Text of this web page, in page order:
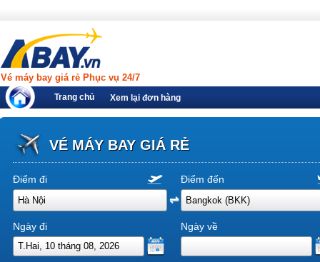
Vé máy bay giá rẻ Phục vụ 24/7
Trang chủ Xem lại đơn hàng
VÉ MÁY BAY GIÁ RẺ
Điểm đi Điểm đến
Ngày đi Ngày về